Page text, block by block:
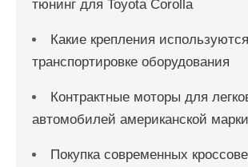
тюнинг для Toyota Corolla
Какие крепления
транспортировке оборудования
Контрактные моторы для
автомобилей американской марки
Покупка современных